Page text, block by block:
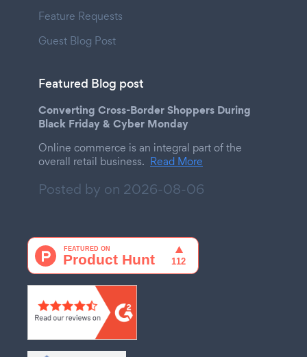
Feature Requests
Guest Blog Post
Featured Blog post
Converting Cross-Border Shoppers During
Black Friday & Cyber Monday
Online commerce is an integral part of the
overall retail business. Read More
Posted by on 2026-08-06